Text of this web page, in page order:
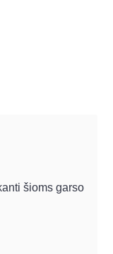
šioms garso